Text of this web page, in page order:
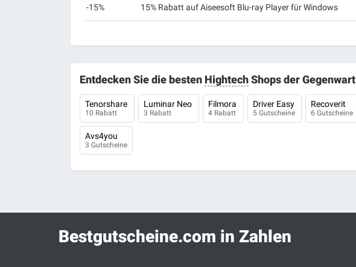
-15% 15% Rabatt auf Aiseesoft Blu-ray Player für Windows
Entdecken Sie die besten HightechShops der Gegenwart
Tenorshare
10 Rabatt
Luminar Neo
3 Rabatt
Filmora
4 Rabatt
Driver Easy
5 Gutscheine
Recoverit
6 Gutscheine
Avs4you
3 Gutscheine
Bestgutscheine.com in Zahlen